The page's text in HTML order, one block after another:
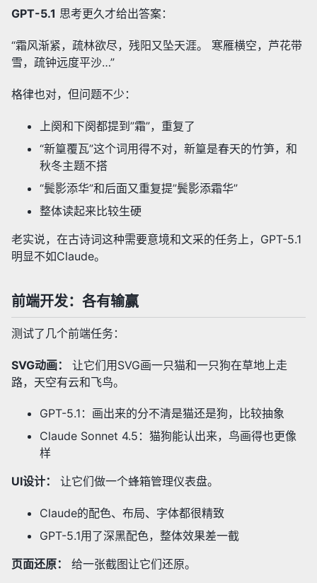
GPT-5.1 思考更久才给出答案：
“霜风渐紧，疏林欲尽，残阳又坠天涯。 寒雁横空，芦花带
雪，疏钟远度平沙…”
格律也对，但问题不少：
上阕和下阕都提到”霜”，重复了
“新篁覆瓦”这个词用得不对，新篁是春天的竹笋，和
秋冬主题不搭
“鬓影添华”和后面又重复提”鬓影添霜华”
整体读起来比较生硬
老实说，在古诗词这种需要意境和文采的任务上，GPT-5.1
明显不如Claude。
前端开发：各有输赢
测试了几个前端任务：
SVG动画：
让它们用SVG画一只猫和一只狗在草地上走
路，天空有云和飞鸟。
GPT-5.1：画出来的分不清是猫还是狗，比较抽象
Claude Sonnet 4.5：猫狗能认出来，鸟画得也更像
样
UI设计：
让它们做一个蜂箱管理仪表盘。
Claude的配色、布局、字体都很精致
GPT-5.1用了深黑配色，整体效果差一截
页面还原：
给一张截图让它们还原。